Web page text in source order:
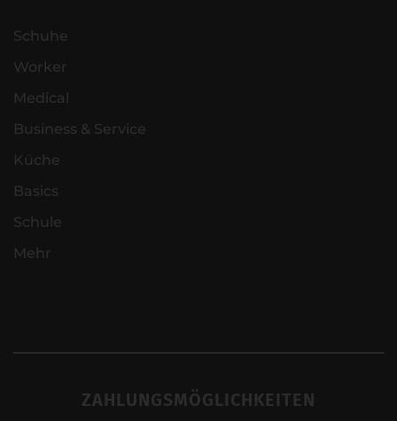
Schuhe
Worker
Medical
Business & Service
Küche
Basics
Schule
Mehr
ZAHLUNGSMÖGLICHKEITEN